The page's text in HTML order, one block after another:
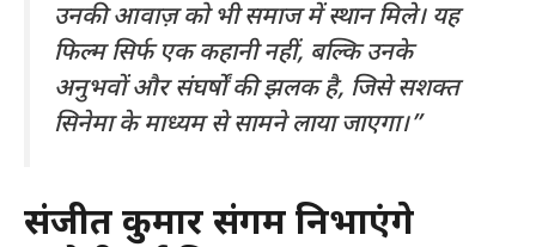
उनकी आवाज़ को भी समाज में स्थान मिले। यह
फिल्म सिर्फ एक कहानी नहीं, बल्कि उनके
अनुभवों और संघर्षों की झलक है, जिसे सशक्त
सिनेमा के माध्यम से सामने लाया जाएगा।”
संजीत कुमार संगम निभाएंगे